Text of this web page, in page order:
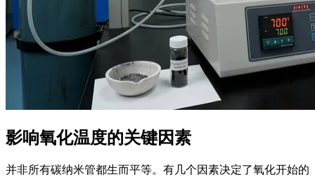
影响氧化温度的关键因素
并非所有碳纳米管都生而平等。有几个因素决定了氧化开始的